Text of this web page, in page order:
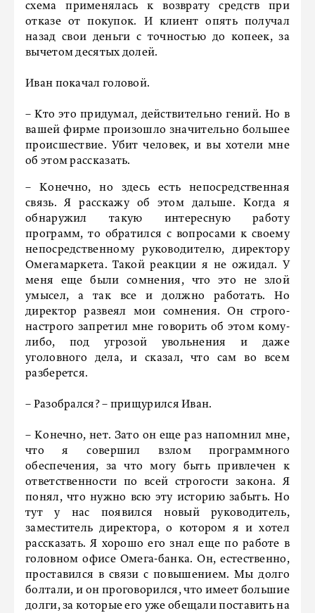
схема применялась к возврату средств при
отказе от покупок. И клиент опять получал
назад свои деньги с точностью до копеек, за
вычетом десятых долей.
Иван покачал головой.
– Кто это придумал, действительно гений. Но в
вашей фирме произошло значительно большее
происшествие. Убит человек, и вы хотели мне
об этом рассказать.
– Конечно, но здесь есть непосредственная
связь. Я расскажу об этом дальше. Когда я
обнаружил такую интересную работу
программ, то обратился с вопросами к своему
непосредственному руководителю, директору
Омегамаркета. Такой реакции я не ожидал. У
меня еще были сомнения, что это не злой
умысел, а так все и должно работать. Но
директор развеял мои сомнения. Он строго-
настрого запретил мне говорить об этом кому-
либо, под угрозой увольнения и даже
уголовного дела, и сказал, что сам во всем
разберется.
– Разобрался? – прищурился Иван.
– Конечно, нет. Зато он еще раз напомнил мне,
что я совершил взлом программного
обеспечения, за что могу быть привлечен к
ответственности по всей строгости закона. Я
понял, что нужно всю эту историю забыть. Но
тут у нас появился новый руководитель,
заместитель директора, о котором я и хотел
рассказать. Я хорошо его знал еще по работе в
головном офисе Омега-банка. Он, естественно,
проставился в связи с повышением. Мы долго
болтали, и он проговорился, что имеет большие
долги, за которые его уже обещали поставить на